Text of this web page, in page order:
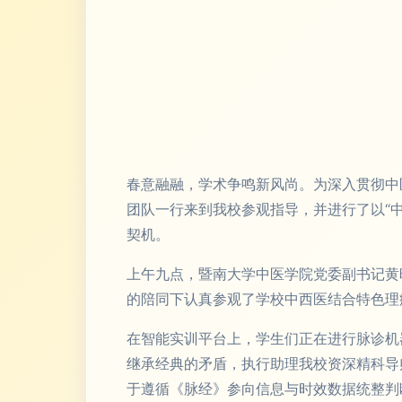
春意融融，学术争鸣新风尚。为深入贯彻
团队一行来到我校参观指导，并进行了以“
契机。
上午九点，暨南大学中医学院党委副书记
的陪同下认真参观了学校中西医结合特色
在智能实训平台上，学生们正在进行脉诊
继承经典的矛盾，执行助理我校资深精科
于遵循《脉经》参向信息与时效数据统整